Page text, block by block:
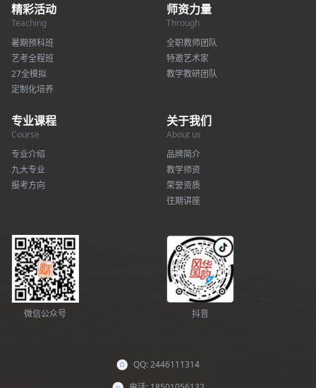
精彩活动
Teaching
暑期预科班
艺考全程班
27全模拟
定制化培养
师资力量
Through
全职教师团队
特邀艺术家
教学教研团队
专业课程
Course
专业介绍
九大专业
报考方向
关于我们
About us
品牌简介
教学师资
荣誉资质
往期讲座
微信公众号 抖音
QQ: 2446111314